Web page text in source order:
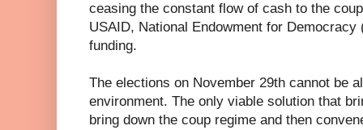
ceasing the constant flow of cash to the
USAID, National Endowment for
funding.
The elections on November 29th cannot be
environment. The only viable solution that
bring down the coup regime and then